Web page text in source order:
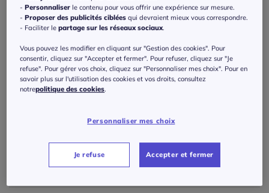
Taille :
Veuillez sélectionner une taille
36 - En stock
En stock
Guide des tailles
55€
-Personnaliser le contenu pour vous offrir une expérience sur mesure.
-Proposer des publicités ciblées qui devraient mieux vous correspondre.
- Faciliter lepartage sur les réseaux sociaux.
Vous pouvez les modifier en cliquant sur "Gestion des cookies". Pour
consentir, cliquez sur "Accepter et fermer". Pour refuser, cliquez sur "Je
refuse". Pour gérer vos choix, cliquez sur "Personnaliser mes choix". Pour en
savoir plus sur l'utilisation des cookies et vos droits, consultez
notrepolitique des cookies.
Personnaliser mes choix
Je refuse Accepter et fermer